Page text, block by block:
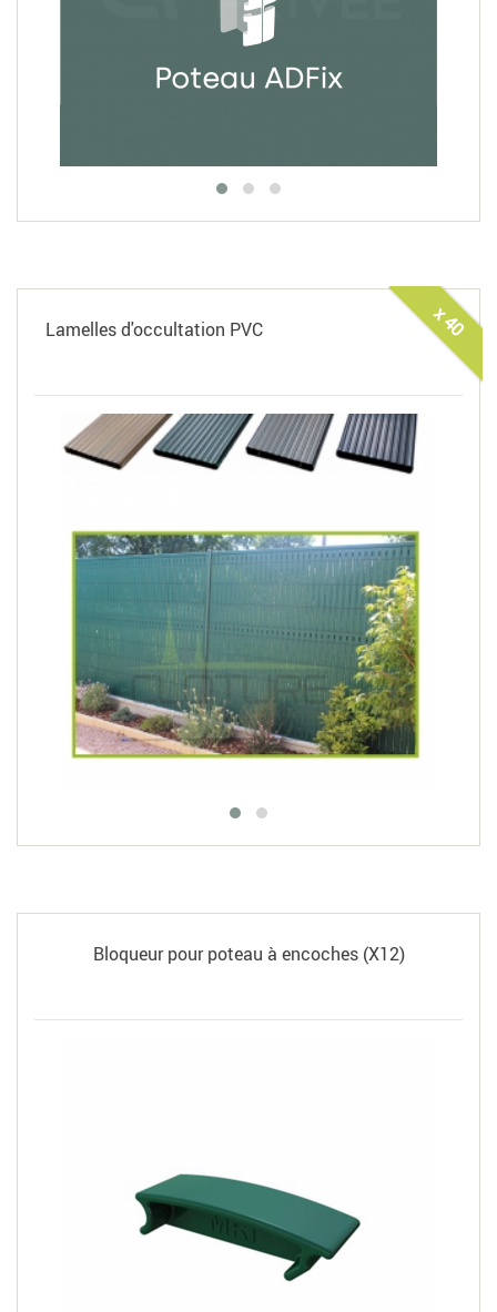
x 40
Lamelles d'occultation PVC
Bloqueur pour poteau à encoches (X12)